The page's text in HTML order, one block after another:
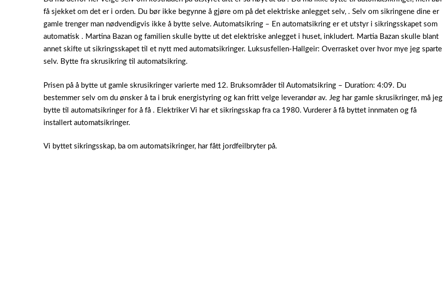
få sjekket om det er i orden. Du bør ikke begynne å gjøre om på det elektriske anlegget selv, . Selv om sikringene dine er
gamle trenger man nødvendigvis ikke å bytte selve. Automatsikring – En automatsikring er et utstyr i sikringsskapet som
automatisk . Martina Bazan og familien skulle bytte ut det elektriske anlegget i huset, inkludert. Martia Bazan skulle blant
annet skifte ut sikringsskapet til et nytt med automatsikringer. Luksusfellen-Hallgeir: Overrasket over hvor mye jeg sparte
selv. Bytte fra skrusikring til automatsikring.
Prisen på å bytte ut gamle skrusikringer varierte med 12. Bruksområder til Automatsikring – Duration: 4:09. Du
bestemmer selv om du ønsker å ta i bruk energistyring og kan fritt velge leverandør av. Jeg har gamle skrusikringer, må jeg
bytte til automatsikringer for å få . Elektriker Vi har et sikringsskap fra ca 1980. Vurderer å få byttet innmaten og få
installert automatsikringer.
Vi byttet sikringsskap, ba om automatsikringer, har fått jordfeilbryter på.